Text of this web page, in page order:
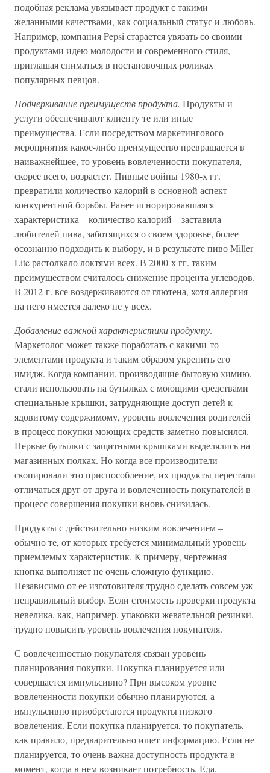
подобная реклама увязывает продукт с такими
желанными качествами, как социальный статус и любовь.
Например, компания Pepsi старается увязать со своими
продуктами идею молодости и современного стиля,
приглашая сниматься в постановочных роликах
популярных певцов.
Подчеркивание преимуществ продукта. Продукты и
услуги обеспечивают клиенту те или иные
преимущества. Если посредством маркетингового
мероприятия какое-либо преимущество превращается в
наиважнейшее, то уровень вовлеченности покупателя,
скорее всего, возрастет. Пивные войны 1980-х гг.
превратили количество калорий в основной аспект
конкурентной борьбы. Ранее игнорировавшаяся
характеристика – количество калорий – заставила
любителей пива, заботящихся о своем здоровье, более
осознанно подходить к выбору, и в результате пиво Miller
Lite растолкало локтями всех. В 2000-х гг. таким
преимуществом считалось снижение процента углеводов.
В 2012 г. все воздерживаются от глютена, хотя аллергия
на него имеется далеко не у всех.
Добавление важной характеристики продукту.
Маркетолог может также поработать с какими-то
элементами продукта и таким образом укрепить его
имидж. Когда компании, производящие бытовую химию,
стали использовать на бутылках с моющими средствами
специальные крышки, затрудняющие доступ детей к
ядовитому содержимому, уровень вовлечения родителей
в процесс покупки моющих средств заметно повысился.
Первые бутылки с защитными крышками выделялись на
магазинных полках. Но когда все производители
скопировали это приспособление, их продукты перестали
отличаться друг от друга и вовлеченность покупателей в
процесс совершения покупки вновь снизилась.
Продукты с действительно низким вовлечением –
обычно те, от которых требуется минимальный уровень
приемлемых характеристик. К примеру, чертежная
кнопка выполняет не очень сложную функцию.
Независимо от ее изготовителя трудно сделать совсем уж
неправильный выбор. Если стоимость проверки продукта
невелика, как, например, упаковки жевательной резинки,
трудно повысить уровень вовлечения покупателя.
С вовлеченностью покупателя связан уровень
планирования покупки. Покупка планируется или
совершается импульсивно? При высоком уровне
вовлеченности покупки обычно планируются, а
импульсивно приобретаются продукты низкого
вовлечения. Если покупка планируется, то покупатель,
как правило, предварительно ищет информацию. Если не
планируется, то очень важна доступность продукта в
момент, когда в нем возникает потребность. Еда,